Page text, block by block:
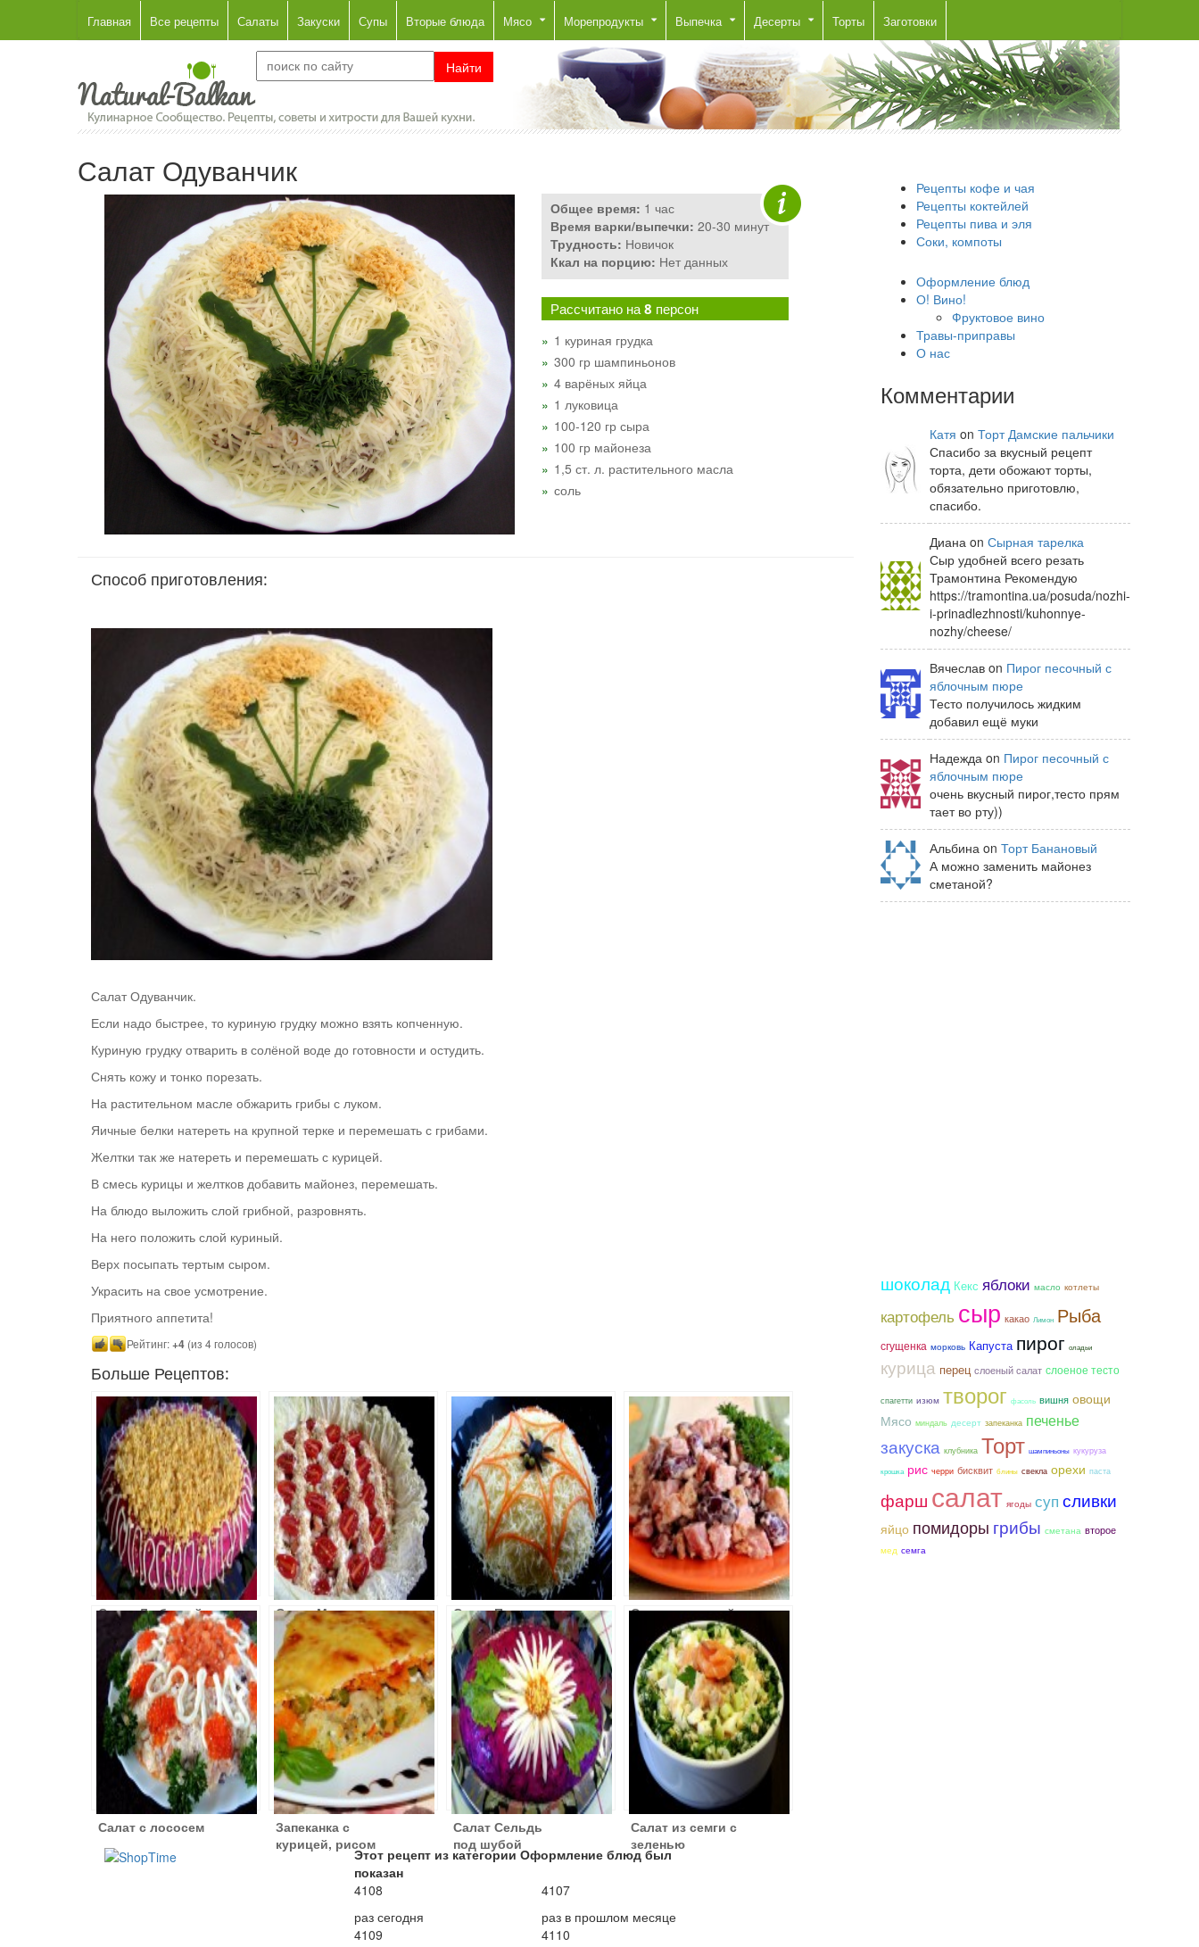
Главная Все рецепты Салаты Закуски Супы Вторые блюда Мясо Морепродукты Выпечка Десерты Торты Заготовки
Салат Одуванчик
Общее время: 1 час
Время варки/выпечки: 20-30 минут
Трудность: Новичок
Ккал на порцию: Нет данных
Рассчитано на8 персон
1 куриная грудка
300 гр шампиньонов
4 варёных яйца
1 луковица
100-120 гр сыра
100 гр майонеза
1,5 ст. л. растительного масла
соль
Способ приготовления:
Салат Одуванчик.
Если надо быстрее, то куриную грудку можно взять копченную.
Куриную грудку отварить в солёной воде до готовности и остудить.
Снять кожу и тонко порезать.
На растительном масле обжарить грибы с луком.
Яичные белки натереть на крупной терке и перемешать с грибами.
Желтки так же натереть и перемешать с курицей.
В смесь курицы и желтков добавить майонез, перемешать.
На блюдо выложить слой грибной, разровнять.
На него положить слой куриный.
Верх посыпать тертым сыром.
Украсить на свое усмотрение.
Приятного аппетита!
Рейтинг:+4 (из 4 голосов)
Больше Рецептов:
Салат Любимый Салат Маяк Салат Паутинка
Салат с курицей
и фасолью
Салат с лососем
Запеканка с
курицей, рисом
Салат Сельдь
под шубой
Салат из семги с
зеленью
Этот рецепт из категории Оформление блюд был
показан
4108
раз сегодня
4107
раз в прошлом месяце
4109
4110
Рецепты кофе и чая
Рецепты коктейлей
Рецепты пива и эля
Соки, компоты
Оформление блюд
О! Вино!
Фруктовое вино
Травы-приправы
О нас
Комментарии
Катя on Торт Дамские пальчики
Спасибо за вкусный рецепт
торта, дети обожают торты,
обязательно приготовлю,
спасибо.
Диана on Сырная тарелка
Сыр удобней всего резать
Трамонтина Рекомендую
https://tramontina.ua/posuda/nozhi-
i-prinadlezhnosti/kuhonnye-
nozhy/cheese/
Вячеслав on Пирог песочный с
яблочным пюре
Тесто получилось жидким
добавил ещё муки
Надежда on Пирог песочный с
яблочным пюре
очень вкусный пирог,тесто прям
тает во рту))
Альбина on Торт Банановый
А можно заменить майонез
сметаной?
шоколад Кекс яблоки масло котлеты
картофель сыр какао Лимон Рыба
сгущенка морковь Капуста пирог оладьи
курица перец слоеный салат слоеное тесто
спагетти изюм творог фасоль вишня овощи
Мясо миндаль десерт запеканка печенье
закуска клубника Торт шампиньоны кукуруза
крошка рис черри бисквит блины свекла орехи паста
фарш салат ягоды суп сливки
яйцо помидоры грибы сметана второе
мед семга